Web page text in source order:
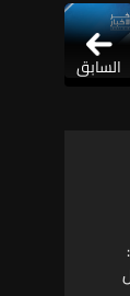
السابق